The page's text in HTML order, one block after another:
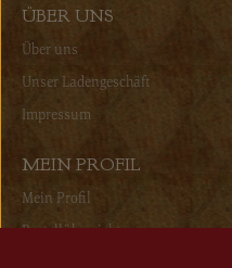
ÜBER UNS
Über uns
Unser Ladengeschäft
Impressum
MEIN PROFIL
Mein Profil
Bestellübersicht